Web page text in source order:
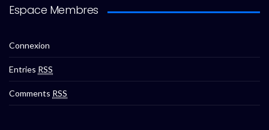
Espace Membres
Connexion
Entries RSS
Comments RSS